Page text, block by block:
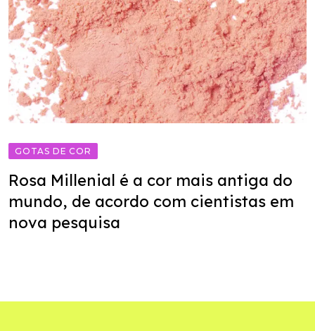
GOTAS DE COR
Rosa Millenial é a cor mais antiga do
mundo, de acordo com cientistas em
nova pesquisa